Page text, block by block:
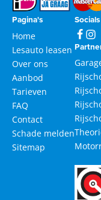
Pagina's
Home
Lesauto leasen
Over ons
Aanbod
Tarieven
FAQ
Contact
Schade melden
Sitemap
Socials